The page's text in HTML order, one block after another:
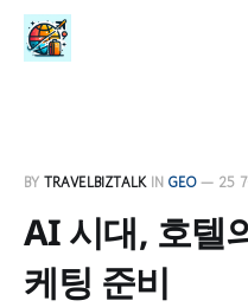
BY TRAVELBIZTALKIN GEO— 25
AI 시대, 호텔
케팅 준비